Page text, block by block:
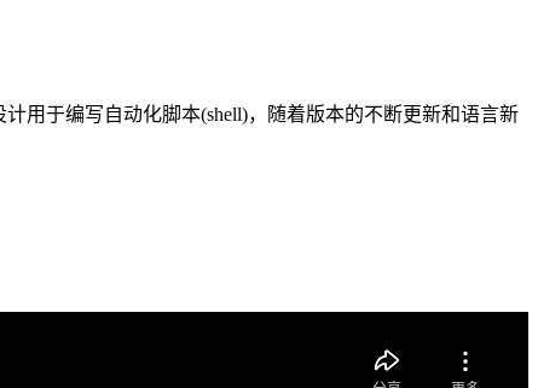
用于编写自动化脚本(shell)，随着版本的不断更新和语言新